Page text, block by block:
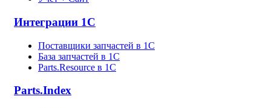
Интеграции 1С
Поставщики запчастей в 1C
База запчастей в 1С
Parts.Resource в 1C
Parts.Index